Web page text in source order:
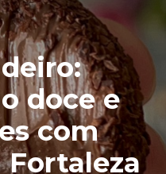
doce e
com
Fortaleza